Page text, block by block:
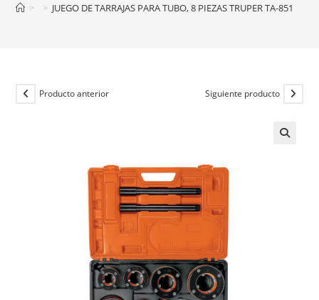
> > JUEGO DE TARRAJAS PARA TUBO, 8 PIEZAS TRUPER TA-851
Producto anterior Siguiente producto